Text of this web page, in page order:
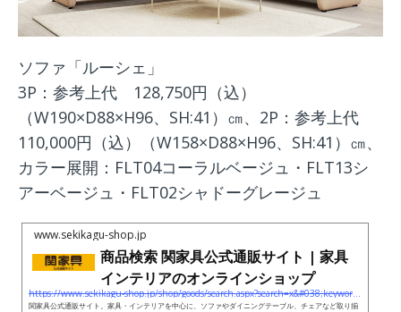
ソファ「ルーシェ」
3P：参考上代 128,750円（込）
（W190×D88×H96、SH:41）㎝、2P：参考上代
110,000円（込）（W158×D88×H96、SH:41）㎝、
カラー展開：FLT04コーラルベージュ・FLT13シ
アーベージュ・FLT02シャドーグレージュ
www.sekikagu-shop.jp
商品検索 関家具公式通販サイト | 家具
インテリアのオンラインショップ
https://www.sekikagu-shop.jp/shop/goods/search.aspx?search=x&#038;keyword=ファインレザーテックス&#038;search=search?utm_source=etc_link&#038;utm_medium=etclink&#038;utm_campaign=PR0530&#038;utm_content=PR0530&#038;openExternalBrowser=1
関家具公式通販サイト。家具・インテリアを中心に、ソファやダイニングテーブル、チェアなど取り揃